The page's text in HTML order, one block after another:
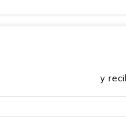
y